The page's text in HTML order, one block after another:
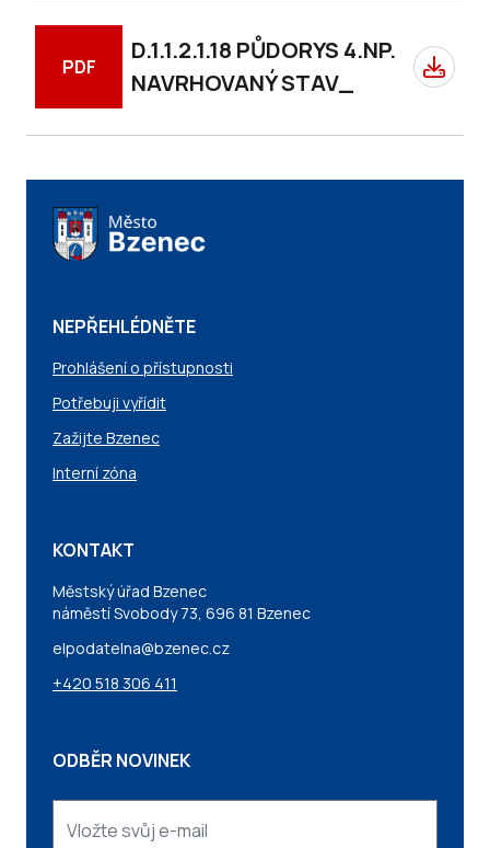
PDF
D.1.1.2.1.18 PŮDORYS 4.NP.
NAVRHOVANÝ STAV_
NEPŘEHLÉDNĚTE
Prohlášení o přístupnosti
Potřebuji vyřídit
Zažijte Bzenec
Interní zóna
KONTAKT
Městský úřad Bzenec
náměstí Svobody 73, 696 81 Bzenec
elpodatelna@bzenec.cz
+420 518 306 411
ODBĚR NOVINEK